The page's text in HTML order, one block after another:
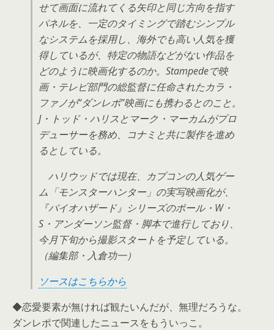
せて画面に流れてくる矢印と同じ方向を指す
パネルを、一定のタイミングで踏むシンプル
なシステムを採用し、海外でも高い人気を獲
得しているが、特定の物語などがない作品を
どのように映画化するのか。Stampedeで映
画・テレビ部門の総監督に任命されたカラ・
ファノが“ダンレボ”映画にも携わるとのこと。
J・トッド・ハリスとマーク・マーカムがプロ
デューサーを務め、コナミと共に製作を進め
るとしている。
ハリウッドでは現在、カプコンの人気ゲー
ム「モンスターハンター」の実写映画化が、
『バイオハザード』シリーズのポール・W・
S・アンダーソン監督・脚本で進行しており、
今月下旬から撮影スタートを予定している。
（編集部・入倉功一）
ソースはこちらから
◆恋愛要素が無ければ観たいんだが、無理だろうな。
ダンレポで関連したニュースをもういっこ。